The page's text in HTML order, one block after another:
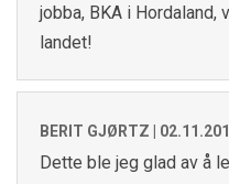
jobba, BKA i Hordaland,
landet!
BERIT GJØRTZ |
Dette ble jeg glad av å